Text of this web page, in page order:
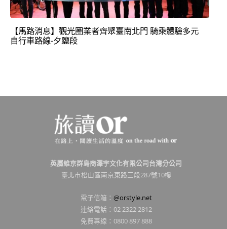
【馬路消息】觀光圈業者齊聚臺南北門 騎乘體驗多元
自行車路線-夕鹽段
英屬維京群島商澤宇文化有限公司台灣分公司
臺北市松山區南京東路三段287號10樓
電子信箱： @orstyle.net
連絡電話：02 2322 2812
免費專線：0800 897 888